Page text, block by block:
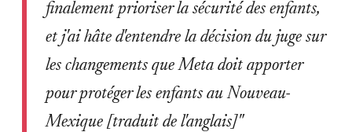
finalement prioriser la sécurité des enfants,
et j'ai hâte d'entendre la décision du juge sur
les changements que Meta doit apporter
pour protéger les enfants au Nouveau-
Mexique [traduit de l'anglais]"